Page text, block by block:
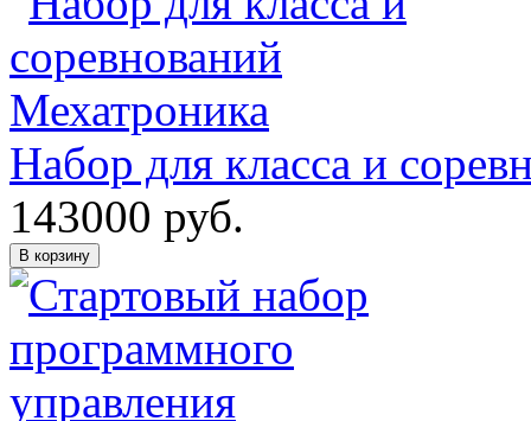
Набор для класса и
143000 руб.
В корзину